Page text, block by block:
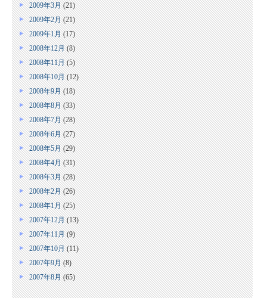
2009年3月(21)
2009年2月(21)
2009年1月(17)
2008年12月(8)
2008年11月(5)
2008年10月(12)
2008年9月(18)
2008年8月(33)
2008年7月(28)
2008年6月(27)
2008年5月(29)
2008年4月(31)
2008年3月(28)
2008年2月(26)
2008年1月(25)
2007年12月(13)
2007年11月(9)
2007年10月(11)
2007年9月(8)
2007年8月(65)